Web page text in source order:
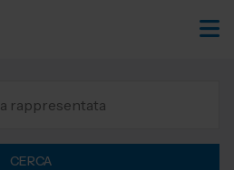
CERCA